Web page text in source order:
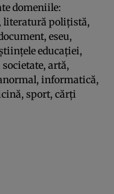
domeniile:
literatură poliţistă,
eseu,
educaţiei,
artă,
informatică,
sport, cărţi